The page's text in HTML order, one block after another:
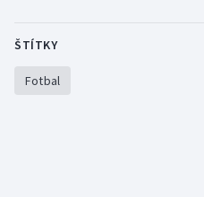
Stolní tenis
ŠTÍTKY
Fotbal